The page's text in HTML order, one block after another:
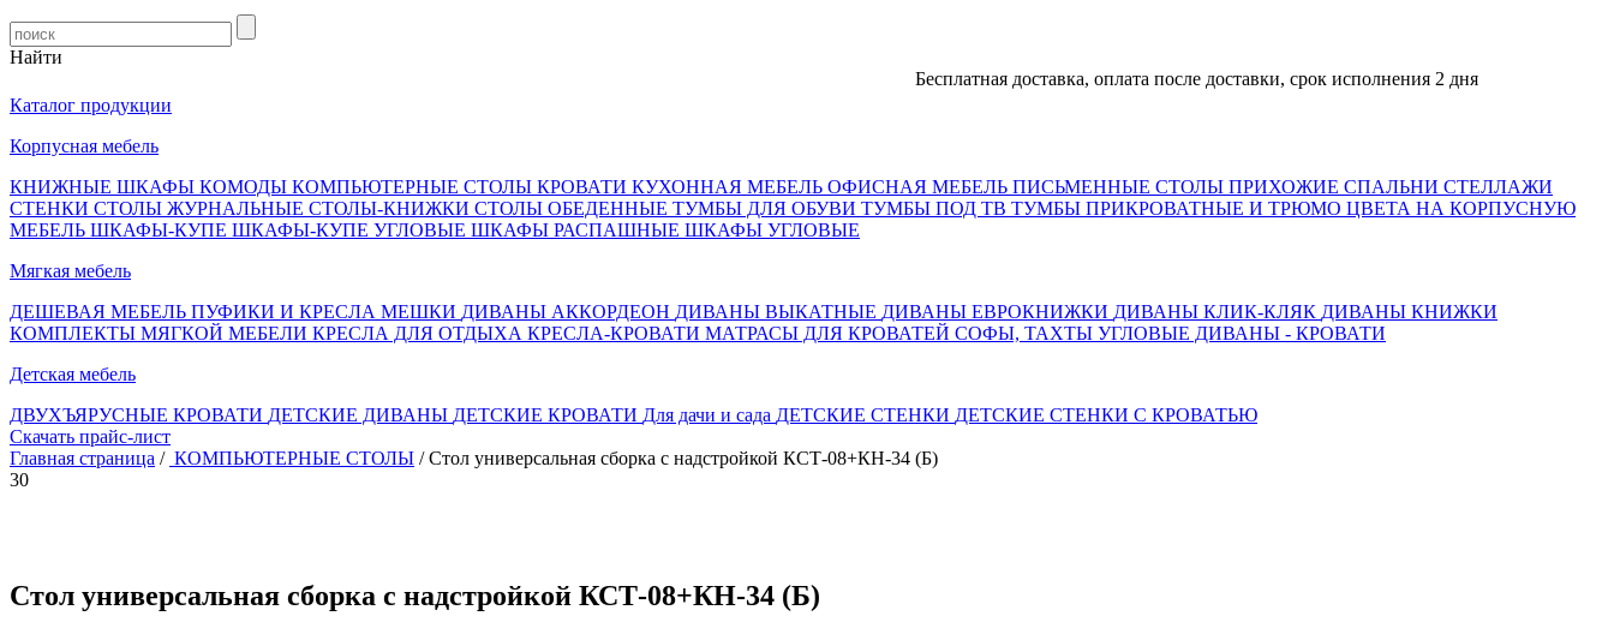
Найти
Бесплатная доставка, оплата после доставки, срок исполнения 2 дня
Каталог продукции
Корпусная мебель
КНИЖНЫЕ ШКАФЫ КОМОДЫ КОМПЬЮТЕРНЫЕ СТОЛЫ КРОВАТИ КУХОННАЯ МЕБЕЛЬ ОФИСНАЯ МЕБЕЛЬ ПИСЬМЕННЫЕ СТОЛЫ ПРИХОЖИЕ СПАЛЬНИ СТЕЛЛАЖИ
СТЕНКИ СТОЛЫ ЖУРНАЛЬНЫЕ СТОЛЫ-КНИЖКИ СТОЛЫ ОБЕДЕННЫЕ ТУМБЫ ДЛЯ ОБУВИ ТУМБЫ ПОД ТВ ТУМБЫ ПРИКРОВАТНЫЕ И ТРЮМО ЦВЕТА НА КОРПУСНУЮ
МЕБЕЛЬ ШКАФЫ-КУПЕ ШКАФЫ-КУПЕ УГЛОВЫЕ ШКАФЫ РАСПАШНЫЕ ШКАФЫ УГЛОВЫЕ
Мягкая мебель
ДЕШЕВАЯ МЕБЕЛЬ ПУФИКИ И КРЕСЛА МЕШКИ ДИВАНЫ АККОРДЕОН ДИВАНЫ ВЫКАТНЫЕ ДИВАНЫ ЕВРОКНИЖКИ ДИВАНЫ КЛИК-КЛЯК ДИВАНЫ КНИЖКИ
КОМПЛЕКТЫ МЯГКОЙ МЕБЕЛИ КРЕСЛА ДЛЯ ОТДЫХА КРЕСЛА-КРОВАТИ МАТРАСЫ ДЛЯ КРОВАТЕЙ СОФЫ, ТАХТЫ УГЛОВЫЕ ДИВАНЫ - КРОВАТИ
Детская мебель
ДВУХЪЯРУСНЫЕ КРОВАТИ ДЕТСКИЕ ДИВАНЫ ДЕТСКИЕ КРОВАТИ Для дачи и сада ДЕТСКИЕ СТЕНКИ ДЕТСКИЕ СТЕНКИ С КРОВАТЬЮ
Скачать прайс-лист
Главная страница / КОМПЬЮТЕРНЫЕ СТОЛЫ / Стол универсальная сборка с надстройкой КСТ-08+КН-34 (Б)
30
Стол универсальная сборка с надстройкой КСТ-08+КН-34 (Б)